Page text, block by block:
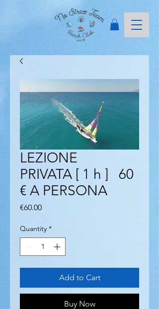
LEZIONE
PRIVATA [ 1 h ] 60
€ A PERSONA​
€60.00Price
Quantity *
Add to Cart
Buy Now